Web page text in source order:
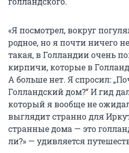
«Я посмотрел, вокруг
родное, но я почти ничего
такая, в Голландии очень
кирпичи, которые в
А больше нет. Я спросил:
Голландский дом?“ И гид
который я вообще не
выглядит странно для
странные дома — это
ли?» — удивляется